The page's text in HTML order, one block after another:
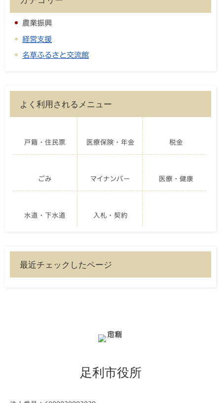
農業振興
経営支援
名草ふるさと交流館
よく利用されるメニュー
戸籍・住民票 医療保険・年金 税金
ごみ マイナンバー 医療・健康
水道・下水道 入札・契約
最近チェックしたページ
足利市役所